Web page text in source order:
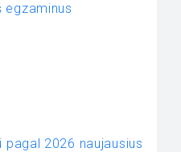
egzaminus
pagal 2026 naujausius